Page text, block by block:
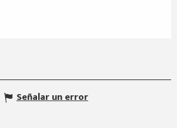
Señalar un error